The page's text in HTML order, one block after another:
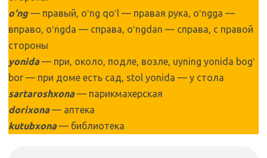
o‘ng— правый, oʻng qoʻl — правая рука, oʻngga —
вправо, oʻngda — справа, oʻngdan — справа, с правой
стороны
yonida— при, около, подле, возле, uyning yonida bogʻ
bor — при доме есть сад, stol yonida — у стола
sartaroshxona— парикмахерская
dorixona— аптека
kutubxona— библиотека